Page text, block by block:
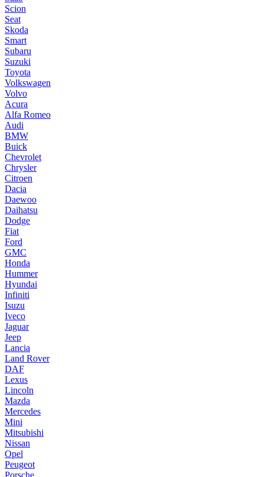
Scion
Seat
Skoda
Smart
Subaru
Suzuki
Toyota
Volkswagen
Volvo
Acura
Alfa Romeo
Audi
BMW
Buick
Chevrolet
Chrysler
Citroen
Dacia
Daewoo
Daihatsu
Dodge
Fiat
Ford
GMC
Honda
Hummer
Hyundai
Infiniti
Isuzu
Iveco
Jaguar
Jeep
Lancia
Land Rover
DAF
Lexus
Lincoln
Mazda
Mercedes
Mini
Mitsubishi
Nissan
Opel
Peugeot
Porsche